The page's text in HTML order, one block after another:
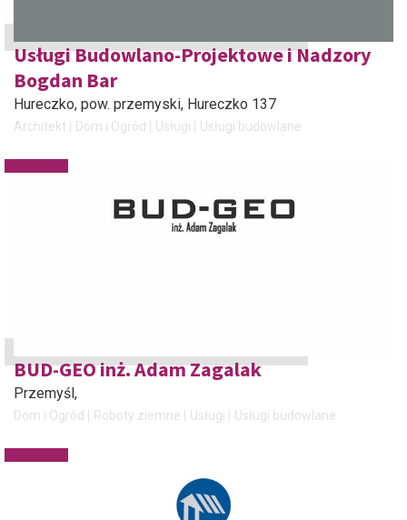
Usługi Budowlano-Projektowe i Nadzory
Bogdan Bar
Hureczko, pow. przemyski, Hureczko 137
Architekt Dom i Ogród Usługi Usługi budowlane
BUD-GEO inż. Adam Zagalak
Przemyśl,
Dom i Ogród Roboty ziemne Usługi Usługi budowlane